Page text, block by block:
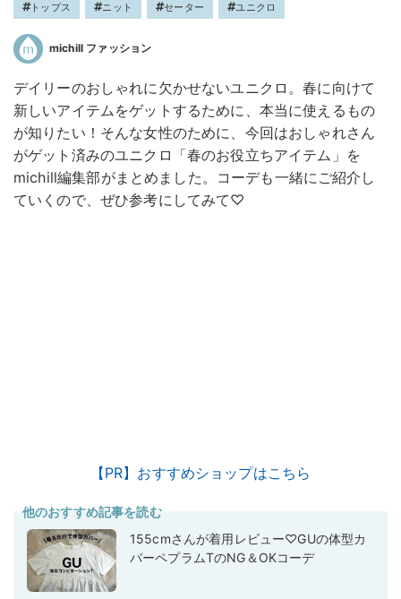
トップス ニット セーター ユニクロ
michill ファッション
デイリーのおしゃれに欠かせないユニクロ。春に向けて
新しいアイテムをゲットするために、本当に使えるもの
が知りたい！そんな女性のために、今回はおしゃれさん
がゲット済みのユニクロ「春のお役立ちアイテム」を
michill編集部がまとめました。コーデも一緒にご紹介し
ていくので、ぜひ参考にしてみて♡
【PR】おすすめショップはこちら
他のおすすめ記事を読む
155cmさんが着用レビュー♡GUの体型カ
バーペプラムTのNG＆OKコーデ